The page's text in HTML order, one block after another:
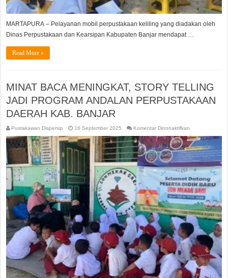
MARTAPURA – Pelayanan mobil perpustakaan keliling yang diadakan oleh
Dinas Perpustakaan dan Kearsipan Kabupaten Banjar mendapat …
Read More »
MINAT BACA MENINGKAT, STORY TELLING
JADI PROGRAM ANDALAN PERPUSTAKAAN
DAERAH KAB. BANJAR
Pustakawan Dispersip 16 September 2025 Komentar Dinonaktifkan
BACA
MENINGKAT,
STORY
TELLING
JADI
PROGRAM
ANDALAN
DAERAH
KAB.
BANJAR